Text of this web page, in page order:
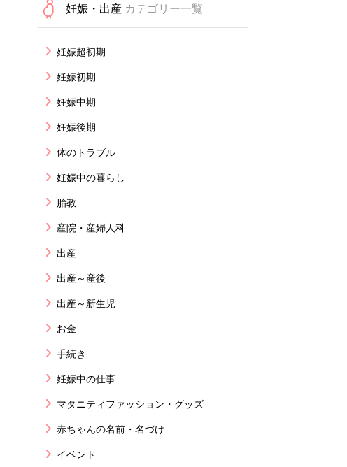
妊娠・出産 カテゴリー一覧
妊娠超初期
妊娠初期
妊娠中期
妊娠後期
体のトラブル
妊娠中の暮らし
胎教
産院・産婦人科
出産
出産～産後
出産～新生児
お金
手続き
妊娠中の仕事
マタニティファッション・グッズ
赤ちゃんの名前・名づけ
イベント